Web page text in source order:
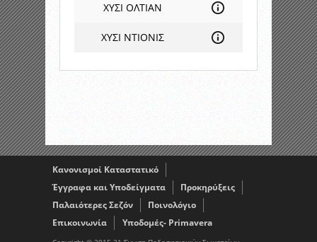
ΧΥΣΙ ΟΛΤΙΑΝ
ΧΥΣΙ ΝΤΙΟΝΙΣ
Κανονισμοί Καταστατικό
Έγγραφα και Υποδείγματα
Προκηρύξεις
Παλαιότερες Σεζόν
Ποινολόγιο
Επικοινωνία
Υποδομές- Primavera